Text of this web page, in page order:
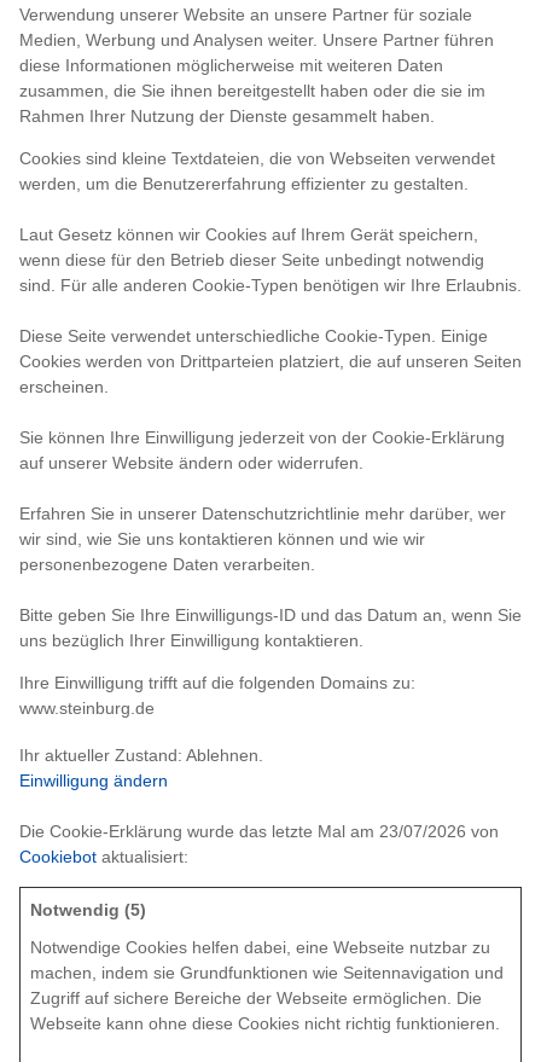
Verwendung unserer Website an unsere Partner für soziale
Medien, Werbung und Analysen weiter. Unsere Partner führen
diese Informationen möglicherweise mit weiteren Daten
zusammen, die Sie ihnen bereitgestellt haben oder die sie im
Rahmen Ihrer Nutzung der Dienste gesammelt haben.
Cookies sind kleine Textdateien, die von Webseiten verwendet
werden, um die Benutzererfahrung effizienter zu gestalten.
Laut Gesetz können wir Cookies auf Ihrem Gerät speichern,
wenn diese für den Betrieb dieser Seite unbedingt notwendig
sind. Für alle anderen Cookie-Typen benötigen wir Ihre Erlaubnis.
Diese Seite verwendet unterschiedliche Cookie-Typen. Einige
Cookies werden von Drittparteien platziert, die auf unseren Seiten
erscheinen.
Sie können Ihre Einwilligung jederzeit von der Cookie-Erklärung
auf unserer Website ändern oder widerrufen.
Erfahren Sie in unserer Datenschutzrichtlinie mehr darüber, wer
wir sind, wie Sie uns kontaktieren können und wie wir
personenbezogene Daten verarbeiten.
Bitte geben Sie Ihre Einwilligungs-ID und das Datum an, wenn Sie
uns bezüglich Ihrer Einwilligung kontaktieren.
Ihre Einwilligung trifft auf die folgenden Domains zu:
www.steinburg.de
Ihr aktueller Zustand: Ablehnen.
Einwilligung ändern
Die Cookie-Erklärung wurde das letzte Mal am 23/07/2026 von
Cookiebot aktualisiert:
Notwendig (5)
Notwendige Cookies helfen dabei, eine Webseite nutzbar zu
machen, indem sie Grundfunktionen wie Seitennavigation und
Zugriff auf sichere Bereiche der Webseite ermöglichen. Die
Webseite kann ohne diese Cookies nicht richtig funktionieren.